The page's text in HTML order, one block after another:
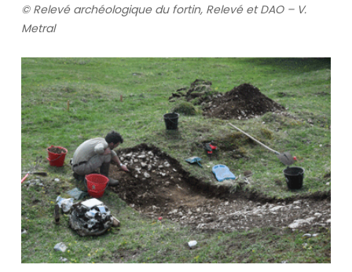
© Relevé archéologique du fortin, Relevé et DAO – V.
Metral